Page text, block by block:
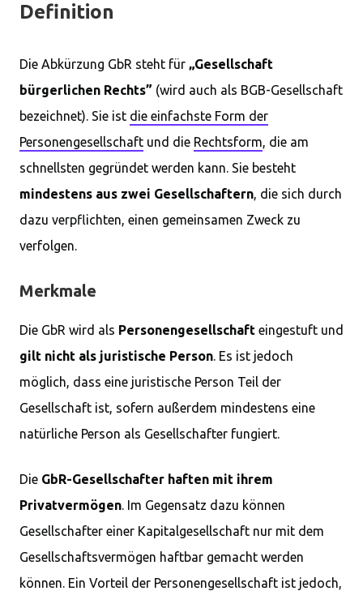
Definition
Die Abkürzung GbR steht für „Gesellschaft
bürgerlichen Rechts” (wird auch als BGB-Gesellschaft
bezeichnet). Sie ist die einfachste Form der
Personengesellschaft und die Rechtsform, die am
schnellsten gegründet werden kann. Sie besteht
mindestens aus zwei Gesellschaftern, die sich durch
dazu verpflichten, einen gemeinsamen Zweck zu
verfolgen.
Merkmale
Die GbR wird als Personengesellschaft eingestuft und
gilt nicht als juristische Person. Es ist jedoch
möglich, dass eine juristische Person Teil der
Gesellschaft ist, sofern außerdem mindestens eine
natürliche Person als Gesellschafter fungiert.
Die GbR-Gesellschafter haften mit ihrem
Privatvermögen. Im Gegensatz dazu können
Gesellschafter einer Kapitalgesellschaft nur mit dem
Gesellschaftsvermögen haftbar gemacht werden
können. Ein Vorteil der Personengesellschaft ist jedoch,